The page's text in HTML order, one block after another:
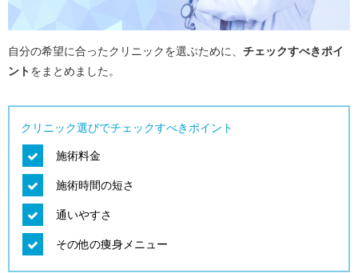
自分の希望に合ったクリニックを選ぶために、 チェックすべきポイ
ントをまとめました。
クリニック選びでチェックすべきポイント
施術料金
施術時間の短さ
通いやすさ
その他の痩身メニュー